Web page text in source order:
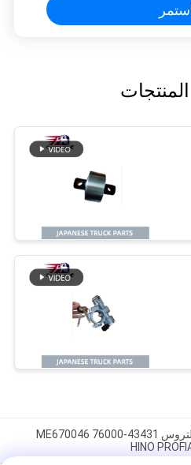
أجزاء الشاحنات اليابانية مضخة التروس 43431-76000 ME670046